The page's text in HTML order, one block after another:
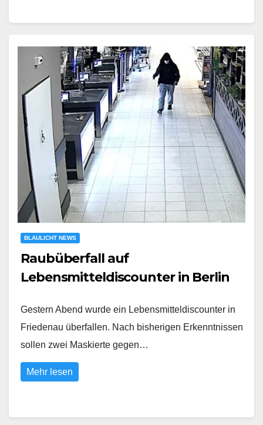
BLAULICHT NEWS
Raubüberfall auf
Lebensmitteldiscounter in Berlin
Gestern Abend wurde ein Lebensmitteldiscounter in
Friedenau überfallen. Nach bisherigen Erkenntnissen
sollen zwei Maskierte gegen…
Mehr lesen